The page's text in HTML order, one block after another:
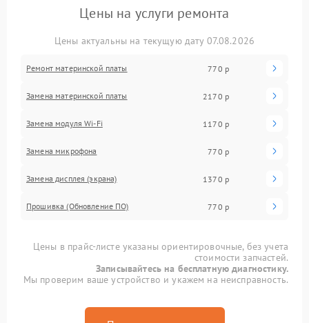
Цены на услуги ремонта
Цены актуальны на текущую дату 07.08.2026
Ремонт материнской платы 770 р
Замена материнской платы 2170 р
Замена модуля Wi-Fi 1170 р
Замена микрофона 770 р
Замена дисплея (экрана) 1370 р
Прошивка (Обновление ПО) 770 р
Цены в прайс-листе указаны ориентировочные, без учета
стоимости запчастей.
Записывайтесь на бесплатную диагностику.
Мы проверим ваше устройство и укажем на неисправность.